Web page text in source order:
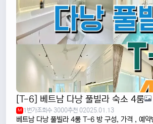
[T-6] 베트남 다낭 풀빌라 숙소 4룸
M 1번가조회수 3000추천 02025.01.13
베트남 다낭 풀빌라 4룸 T-6 방 구성, 가격 , 예약